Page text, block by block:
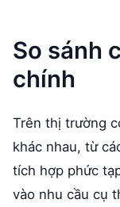
So sánh
chính
Trên thị trường
khác nhau, từ
tích hợp phức
vào nhu cầu cụ